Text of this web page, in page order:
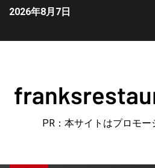
2026年8月7日
PR：本サイトはプロモ